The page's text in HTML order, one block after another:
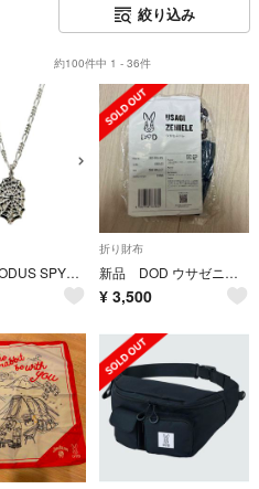
絞り込み
約100件中 1 - 36件
D.O.D×EXODUS SPYDERWEB NECKLACE
折り財布
新品 DOD ウサゼニーレ ミニ財布 BG1-999-NV
¥ 3,500